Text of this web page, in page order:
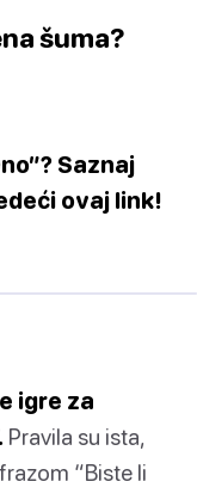
šuma?
Saznaj
ovaj link!
igre za
Pravila su ista,
“Biste li